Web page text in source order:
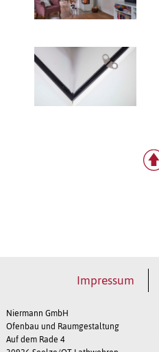
Impressum
Niermann GmbH
Ofenbau und Raumgestaltung
Auf dem Rade 4